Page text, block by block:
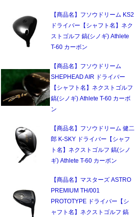
【商品名】フソウドリーム KS2
ドライバー【シャフト名】ネク
ストゴルフ 鎬(シノギ) Athlete
T-60 カーボン
【商品名】フソウドリーム
SHEPHEAD AIR ドライバー
【シャフト名】ネクストゴルフ
鎬(シノギ) Athlete T-60 カーボ
ン
【商品名】フソウドリーム 健二
郎 K-SKY ドライバー【シャフ
ト名】ネクストゴルフ 鎬(シノ
ギ) Athlete T-60 カーボン
【商品名】マスターズ ASTRO
PREMIUM TH/001
PROTOTYPE ドライバー【シ
ャフト名】ネクストゴルフ 鎬